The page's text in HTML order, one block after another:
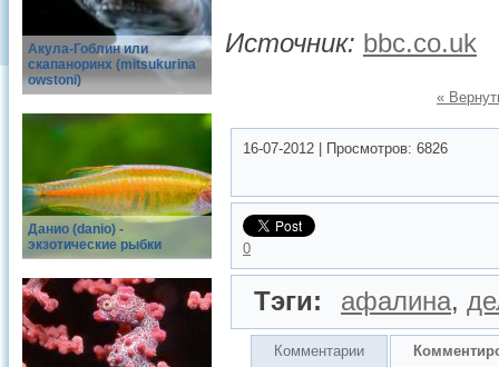
Акула-Гоблин или
скапаноринх (mitsukurina
owstoni)
Данио (danio) -
экзотические рыбки
Источник: bbc.co.uk
«
16-07-2012 Просмотров: 6826
0
Тэги: афалина,
Комментарии